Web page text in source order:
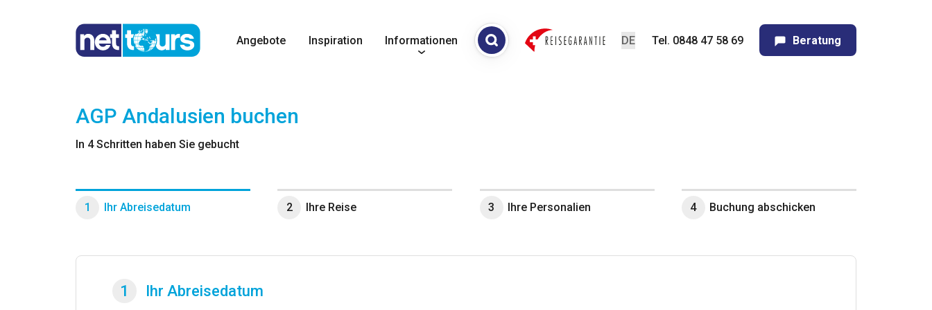
Angebote Inspiration Informationen Tel. 0848 47 58 69 Beratung
AGP Andalusien buchen
In 4 Schritten haben Sie gebucht
1 Ihr Abreisedatum 2 Ihre Reise 3 Ihre Personalien 4 Buchung abschicken
1 Ihr Abreisedatum